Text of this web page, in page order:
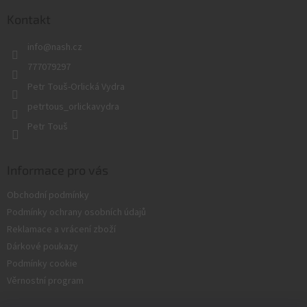
info@nash.cz
777079297
Petr Touš-Orlická Vydra
petrtous_orlickavydra
Petr Touš
Obchodní podmínky
Podmínky ochrany osobních údajů
Reklamace a vrácení zboží
Dárkové poukazy
Podmínky cookie
Věrnostní program